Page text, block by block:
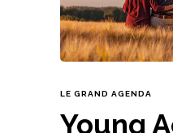
LE GRAND AGENDA
Young